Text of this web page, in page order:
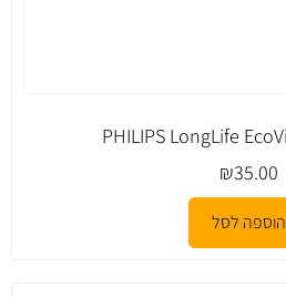
₪35.00
הוספה לסל